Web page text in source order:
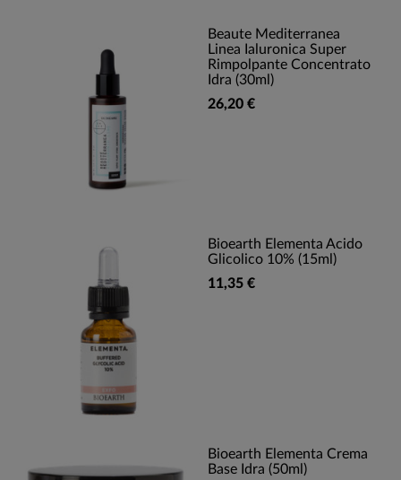
Beaute Mediterranea
Linea Ialuronica Super
Rimpolpante Concentrato
Idra (30ml)
26,20 €
Bioearth Elementa Acido
Glicolico 10% (15ml)
11,35 €
Bioearth Elementa Crema
Base Idra (50ml)